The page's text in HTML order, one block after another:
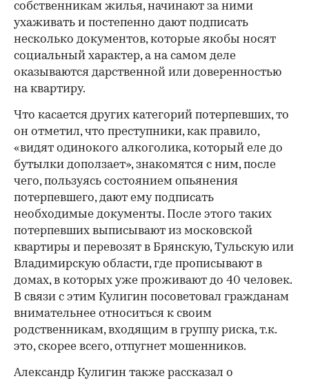
собственникам жилья, начинают за ними
ухаживать и постепенно дают подписать
несколько документов, которые якобы носят
социальный характер, а на самом деле
оказываются дарственной или доверенностью
на квартиру.
Что касается других категорий потерпевших, то
он отметил, что преступники, как правило,
«видят одинокого алкоголика, который еле до
бутылки доползает», знакомятся с ним, после
чего, пользуясь состоянием опьянения
потерпевшего, дают ему подписать
необходимые документы. После этого таких
потерпевших выписывают из московской
квартиры и перевозят в Брянскую, Тульскую или
Владимирскую области, где прописывают в
домах, в которых уже проживают до 40 человек.
В связи с этим Кулигин посоветовал гражданам
внимательнее относиться к своим
родственникам, входящим в группу риска, т.к.
это, скорее всего, отпугнет мошенников.
Александр Кулигин также рассказал о